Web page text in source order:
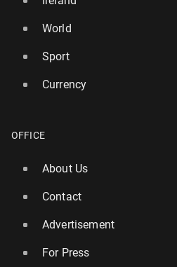
World
Sport
Currency
OFFICE
About Us
Contact
Advertisement
For Press